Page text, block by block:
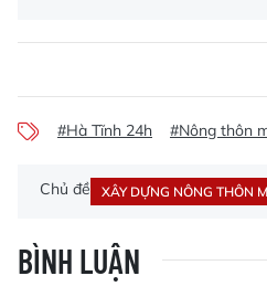
#Hà Tĩnh 24h #Nông thôn
Chủ đề XÂY DỰNG NÔNG THÔN
BÌNH LUẬN